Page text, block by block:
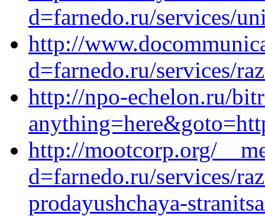
d=farnedo.ru/services/
http://
d=farnedo.ru/services/
http://npo-echelon.ru/
http://mootcorp.org/
d=farnedo.ru/services/
prodayushchaya-